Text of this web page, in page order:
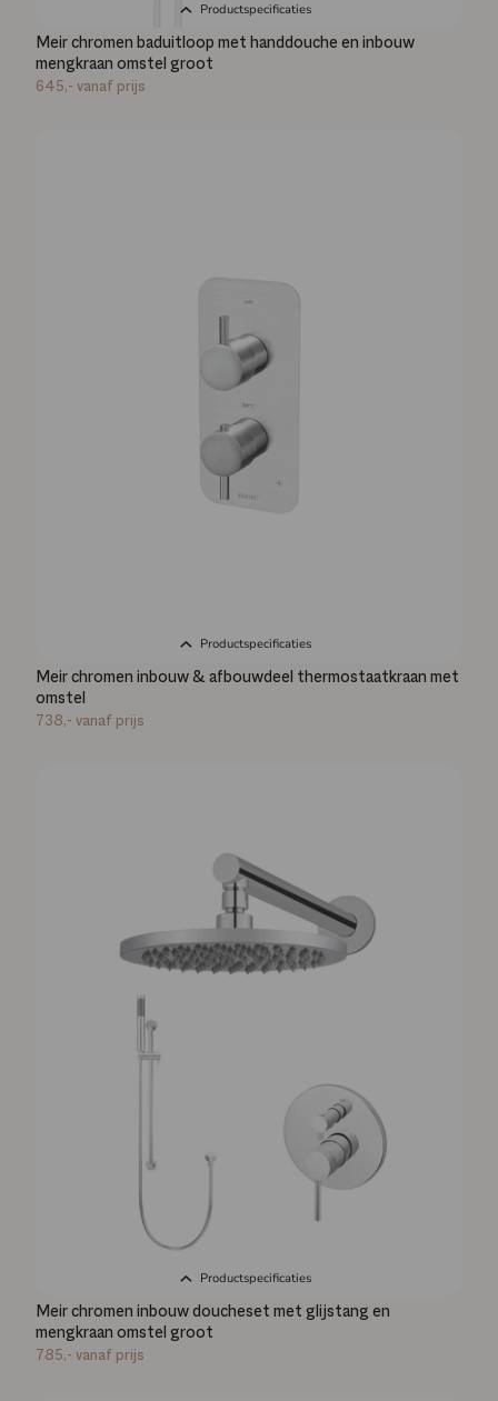
Productspecificaties
Meir chromen baduitloop met handdouche en inbouw
mengkraan omstel groot
645,- vanaf prijs
Productspecificaties
Meir chromen inbouw & afbouwdeel thermostaatkraan met
omstel
738,- vanaf prijs
Productspecificaties
Meir chromen inbouw doucheset met glijstang en
mengkraan omstel groot
785,- vanaf prijs